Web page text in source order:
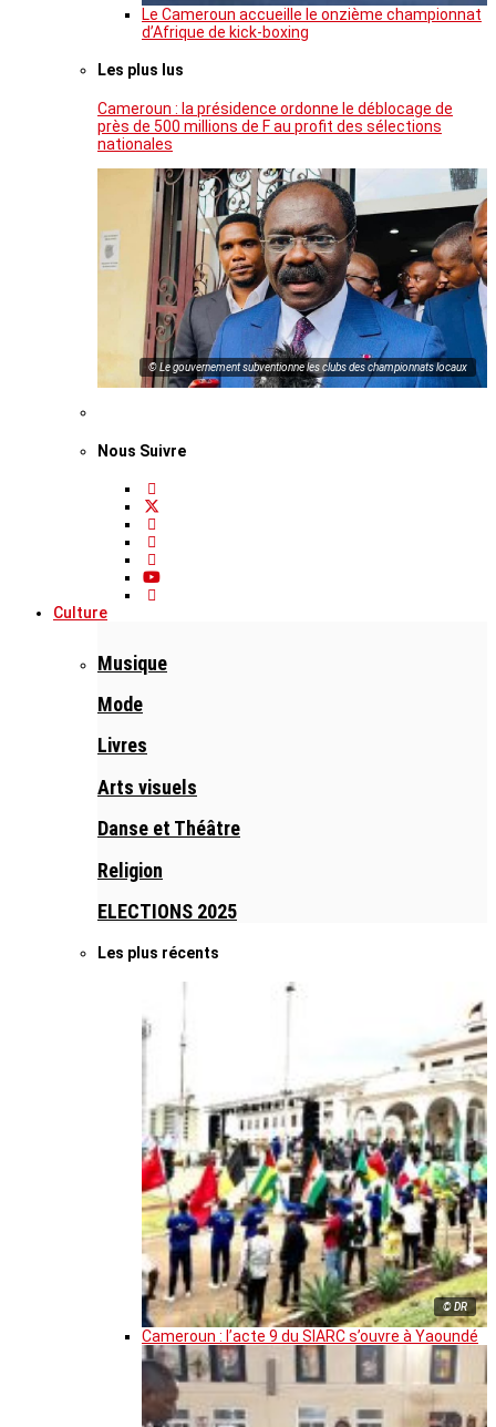
Le Cameroun accueille le onzième championnat
d’Afrique de kick-boxing
Les plus lus
Cameroun : la présidence ordonne le déblocage de
près de 500 millions de F au profit des sélections
nationales
© Le gouvernement subventionne les clubs des championnats locaux
Nous Suivre
Culture
Musique
Mode
Livres
Arts visuels
Danse et Théâtre
Religion
ELECTIONS 2025
Les plus récents
© DR
Cameroun : l’acte 9 du SIARC s’ouvre à Yaoundé